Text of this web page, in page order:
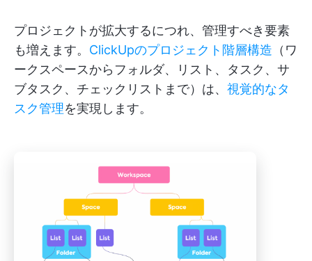
プロジェクトが拡大するにつれ、管理すべき要素
も増えます。 ClickUpのプロジェクト階層構造 （ワ
ークスペースからフォルダ、リスト、タスク、サ
ブタスク、チェックリストまで）は、 視覚的なタ
スク管理を実現します。